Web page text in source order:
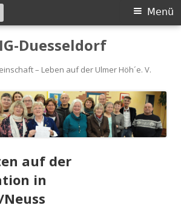
Duesseldorf
– Leben auf der Ulmer Höh´e. V.
Menü
Suchen
nach:
auf der
in